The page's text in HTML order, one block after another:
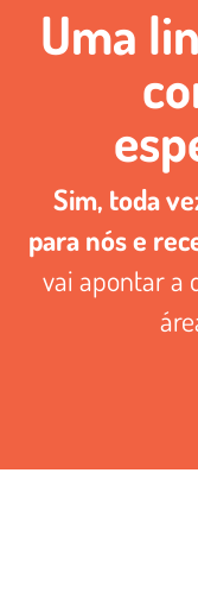
Uma
Sim, toda
para nós e
vai apontar a